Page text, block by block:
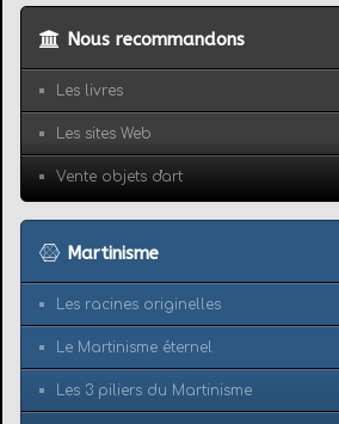
Nous recommandons
Les livres
Les sites Web
Vente objets d'art
Martinisme
Les racines originelles
Le Martinisme éternel
Les 3 piliers du Martinisme